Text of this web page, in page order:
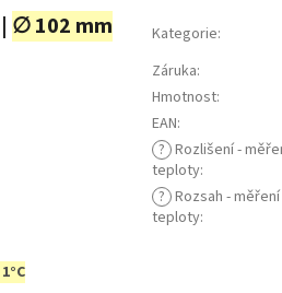
∅ 102 mm Kategorie:
Záruka:
Hmotnost:
EAN:
? Rozlišení -
teploty:
? Rozsah - měření
teploty: